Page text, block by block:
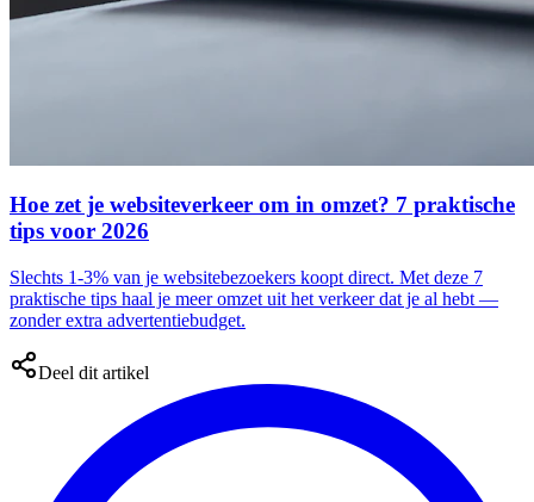
Hoe zet je websiteverkeer om in omzet? 7 praktische
tips voor 2026
Slechts 1-3% van je websitebezoekers koopt direct. Met deze 7
praktische tips haal je meer omzet uit het verkeer dat je al hebt —
zonder extra advertentiebudget.
Deel dit artikel